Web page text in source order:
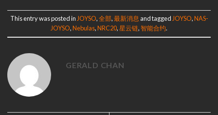
This entry was posted in JOYSO,全部,最新消息 and tagged JOYSO,NAS-
JOYSO,Nebulas,NRC20,星云链,智能合约.
GERALD CHAN